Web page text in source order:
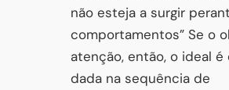
não esteja a surgir
comportamentos” Se o
atenção, então, o ideal é
dada na sequência de